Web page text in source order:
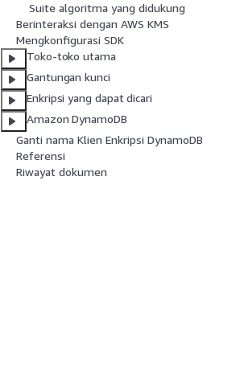
Suite algoritma yang didukung
Berinteraksi dengan AWS KMS
Mengkonfigurasi SDK
Toko-toko utama
Gantungan kunci
Enkripsi yang dapat dicari
Amazon DynamoDB
Ganti nama Klien Enkripsi DynamoDB
Referensi
Riwayat dokumen